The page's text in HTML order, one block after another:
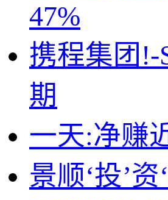
47%
携程集团!-
期
一天:净赚
景顺‘投’